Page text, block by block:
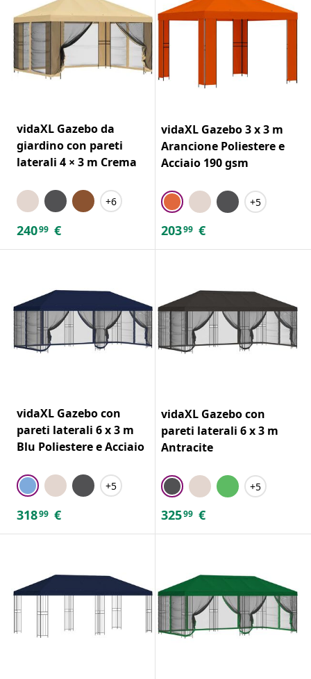
vidaXL Gazebo da
giardino con pareti
laterali 4 × 3 m Crema
+6
24099 €
vidaXL Gazebo 3 x 3 m
Arancione Poliestere e
Acciaio 190 gsm
+5
20399 €
vidaXL Gazebo con
pareti laterali 6 x 3 m
Blu Poliestere e Acciaio
+5
31899 €
vidaXL Gazebo con
pareti laterali 6 x 3 m
Antracite
+5
32599 €